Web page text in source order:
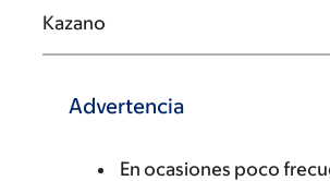
Kazano
Advertencia
En ocasiones poco